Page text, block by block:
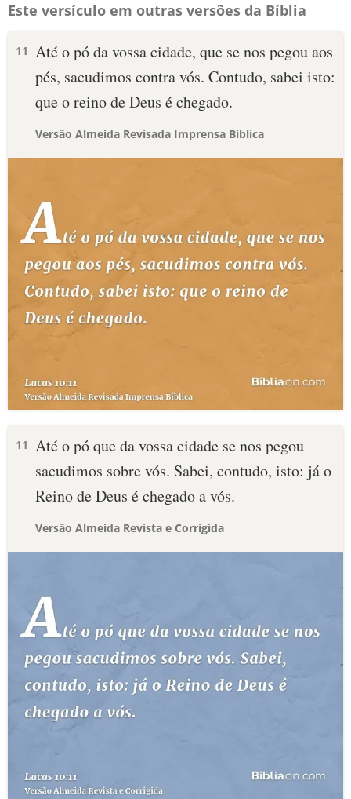
Este versículo em outras versões da Bíblia
11 Até o pó da vossa cidade, que se nos pegou aos
pés, sacudimos contra vós. Contudo, sabei isto:
que o reino de Deus é chegado.
Versão Almeida Revisada Imprensa Bíblica
11 Até o pó que da vossa cidade se nos pegou
sacudimos sobre vós. Sabei, contudo, isto: já o
Reino de Deus é chegado a vós.
Versão Almeida Revista e Corrigida